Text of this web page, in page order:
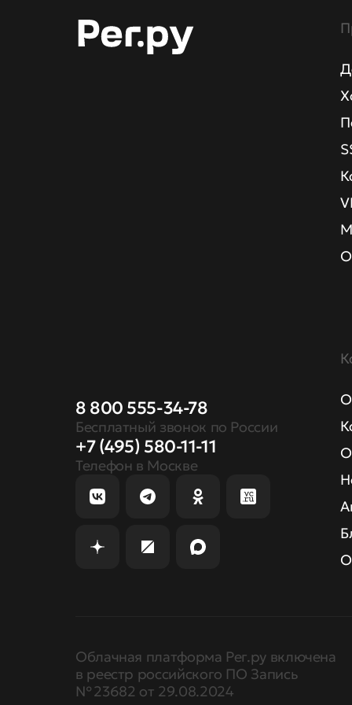
8 800 555-34-78
Бесплатный звонок по России
+7 (495) 580-11-11
Телефон в Москве
Облачная платформа Рег.ру включена
в реестр российского ПО Запись
№ 23682 от 29.08.2024